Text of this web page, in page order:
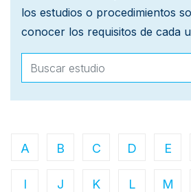
los estudios o procedimientos
conocer los requisitos de cada
A B C D E
I J K L M